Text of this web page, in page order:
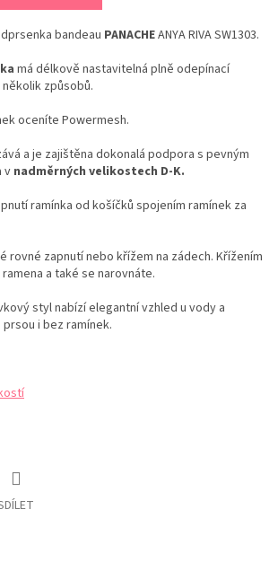
bandeau PANACHEANYA RIVA SW1303.
má délkově nastavitelná plně odepínací
způsobů.
oceníte Powermesh.
a je zajištěna dokonalá podpora s pevným
v nadměrných velikostech D-K.
ramínka od košíčků spojením ramínek za
rovné zapnutí nebo křížem na zádech. Křížením
a také se narovnáte.
styl nabízí elegantní vzhled u vody a
i bez ramínek.